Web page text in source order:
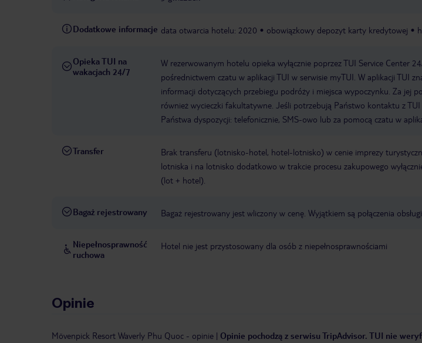
Dodatkowe informacje data otwarcia hotelu: 2020 obowiązkowy depozyt karty kredytowej
Opieka TUI na
wakacjach 24/7
W rezerwowanym hotelu opieka wyłącznie poprzez TUI Service Center
pośrednictwem czatu w aplikacji TUI w serwisie myTUI. W aplikacji TUI
informacji dotyczących przebiegu podróży i miejsca wypoczynku. Za jej
również wycieczki fakultatywne. Jeśli potrzebują Państwo kontaktu z
Państwa dyspozycji: telefonicznie, SMS-owo lub za pomocą czatu w
Transfer
Brak transferu (lotnisko-hotel, hotel-lotnisko) w cenie imprezy
lotniska i na lotnisko dodatkowo w trakcie procesu zakupowego
(lot + hotel).
Bagaż rejestrowany Bagaż rejestrowany jest wliczony w cenę. Wyjątkiem są połączenia
Niepełnosprawność
ruchowa
Hotel nie jest przystosowany dla osób z niepełnosprawnościami
Opinie
Mövenpick Resort Waverly Phu Quoc - opinie | Opinie pochodzą z serwisu TripAdvisor. TUI nie